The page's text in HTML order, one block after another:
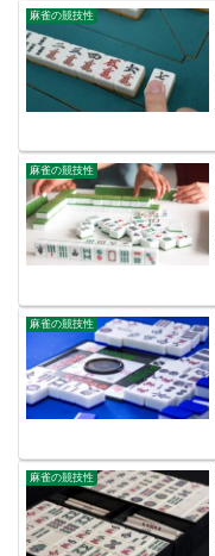
麻雀の競技性
麻雀の競技性
麻雀の競技性
麻雀の競技性